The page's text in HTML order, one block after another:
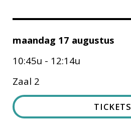
maandag 17 augustus
10:45u - 12:14u
Zaal 2
TICKETS